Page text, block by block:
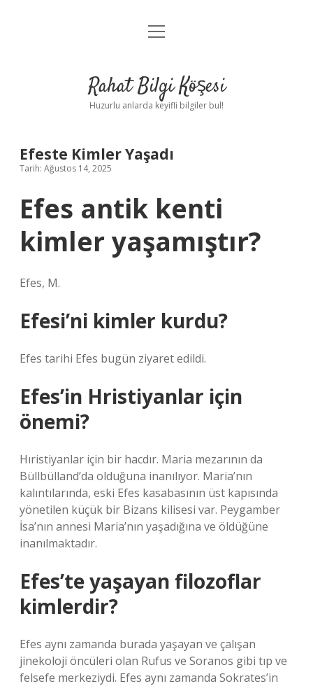
Anasayfa
Yasal Uyarı
menüyü
Rahat Bilgi Köşesi
Huzurlu anlarda keyifli bilgiler bul!
Efeste Kimler Yaşadı
Tarih: Ağustos 14, 2025
Efes antik kenti
kimler yaşamıştır?
Efes, M.
Efesi’ni kimler kurdu?
Efes tarihi Efes bugün ziyaret edildi.
Efes’in Hristiyanlar için
önemi?
Hıristiyanlar için bir hacdır. Maria mezarının da
Büllbülland’da olduğuna inanılıyor. Maria’nın
kalıntılarında, eski Efes kasabasının üst kapısında
yönetilen küçük bir Bizans kilisesi var. Peygamber
İsa’nın annesi Maria’nın yaşadığına ve öldüğüne
inanılmaktadır.
Efes’te yaşayan filozoflar
kimlerdir?
Efes aynı zamanda burada yaşayan ve çalışan
jinekoloji öncüleri olan Rufus ve Soranos gibi tıp ve
felsefe merkeziydi. Efes aynı zamanda Sokrates’in